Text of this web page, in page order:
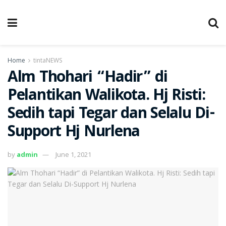
Home tintaNEWS
Alm Thohari “Hadir” di
Pelantikan Walikota. Hj Risti:
Sedih tapi Tegar dan Selalu Di-
Support Hj Nurlena
by admin June 1, 2021